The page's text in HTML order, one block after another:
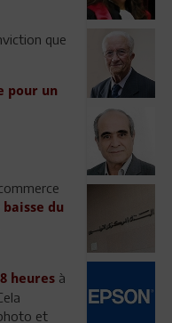
que
pour un
baisse du
heures à
et